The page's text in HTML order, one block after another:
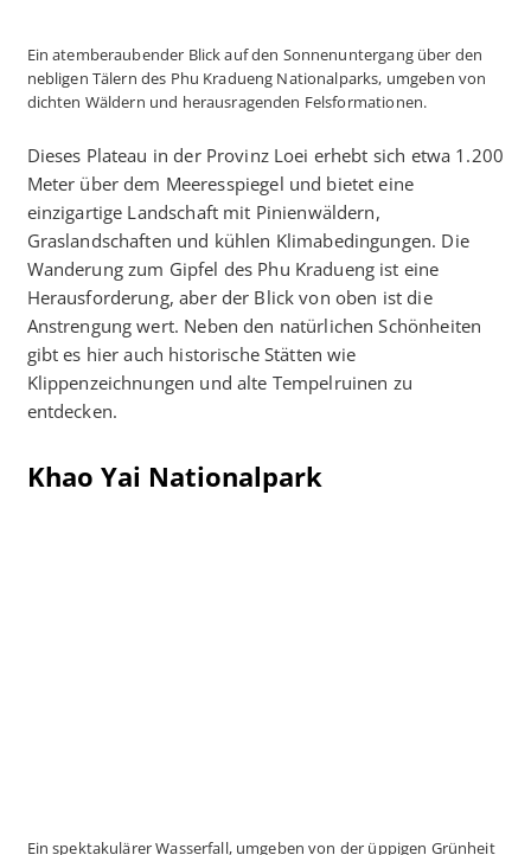
Ein atemberaubender Blick auf den Sonnenuntergang über den
nebligen Tälern des Phu Kradueng Nationalparks, umgeben von
dichten Wäldern und herausragenden Felsformationen.
Dieses Plateau in der Provinz Loei erhebt sich etwa 1.200
Meter über dem Meeresspiegel und bietet eine
einzigartige Landschaft mit Pinienwäldern,
Graslandschaften und kühlen Klimabedingungen. Die
Wanderung zum Gipfel des Phu Kradueng ist eine
Herausforderung, aber der Blick von oben ist die
Anstrengung wert. Neben den natürlichen Schönheiten
gibt es hier auch historische Stätten wie
Klippenzeichnungen und alte Tempelruinen zu
entdecken.
Khao Yai Nationalpark
Ein spektakulärer Wasserfall, umgeben von der üppigen Grünheit